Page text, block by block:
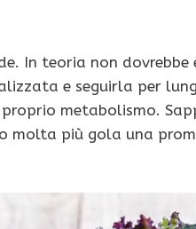
In teoria non dovrebbe
e seguirla per
metabolismo.
molta più gola una